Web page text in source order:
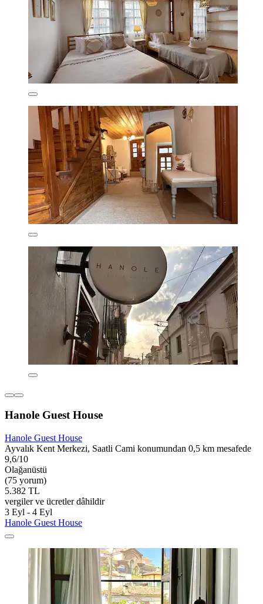
Hanole Guest House
Hanole Guest House
Ayvalık Kent Merkezi, Saatli Cami konumundan 0,5 km mesafede
9,6/10
Olağanüstü
(75 yorum)
5.382 TL
vergiler ve ücretler dâhildir
3 Eyl - 4 Eyl
Hanole Guest House